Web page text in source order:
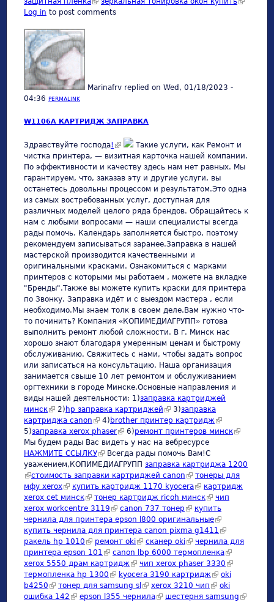
Log in to post comments
Marinafrv replied on Wed, 01/18/2023 -
04:36 PERMALINK
W1106A КАРТРИДЖ ЗАПРАВКА
Здравствуйте господа! (link is external)
Такие услуги, как Ремонт и
чистка принтера, — визитная карточка нашей компании.
По эффективности и качеству здесь нам нет равных. Мы
гарантируем, что, заказав эту и другие услуги, вы
останетесь довольны процессом и результатом.Это одна
из самых востребованных услуг, доступная для
различных моделей целого ряда брендов. Обращайтесь к
нам с любыми вопросами — наши специалисты всегда
рады помочь. Календарь заполняется быстро, поэтому
рекомендуем записываться заранее.Заправка в нашей
мастерской производится качественными и
оригинальными красками. Ознакомиться с марками
принтеров с которыми мы работаем , можете на вкладке
"Бренды".Также вы можете купить краски для принтера
по Звонку. Заправка идёт и с выездом мастера , если
необходимо.Мы знаем толк в своем деле.Вам нужно что-
то починить? Компания «КОПИМЕДИАГРУПП» готова
выполнить ремонт любой сложности. В г. Минск нас
хорошо знают благодаря умеренным ценам и быстрому
обслуживанию. Свяжитесь с нами, чтобы задать вопрос
или записаться на консультацию. Наша организация
занимается свыше 10 лет ремонтом и обслуживанием
оргтехники в городе Минске.Основные направления и
виды нашей деятельности: 1)заправка картриджей
минск(link is external)
2) hp заправка картриджей (link is external)
3)заправка
картриджа canon (link is external)
4) brother принтер картридж (link is external)
5)заправка xerox phaser(link is external)
6)ремонт принтеров минск(link is
Мы будем рады Вас видеть у нас на вебресурсе
НАЖМИТЕ ССЫЛКУ(link is external)
Всегда рады помочь Вам!С
уважением,КОПИМЕДИАГРУПП заправка картриджа 1200
(link is external)
стоимость заправки картриджей canon (link is external)
тонеры для
мфу xerox(link is external)
купить картридж 1170 kyocera(link is external)
картридж
xerox cet минск(link is external)
тонер картридж ricoh минск(link is external)
чип
xerox workcentre 3119 (link is external)
canon 737 тонер (link is external)
купить
чернила для принтера epson l800 оригинальные(link is external)
купить чернила для принтера canon pixma g1411 (link is
external)
ракель hp 1010 (link is external)
ремонт oki(link is external)
сканер oki(link is external)
чернила для
принтера epson 101 (link is external)
canon lbp 6000 термопленка(link is
external)
xerox 5550 драм картридж (link is external)
чип xerox phaser 3330 (link is
external)
термопленка hp 1300 (link is external)
kyocera 3190 картридж (link is external)
oki
b4250 (link is external)
тонер для samsung sl (link is external)
xerox 3210 чип (link is external)
oki
ошибка 142 (link is external)
epson l355 чернила(link is external)
шестерня samsung (link is